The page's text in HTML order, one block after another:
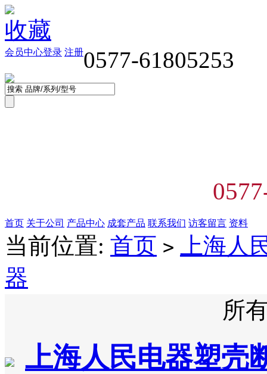
收藏
0577-61805253
登录 注册
会员中心
首页 关于公司 产品中心 成套产品 联系我们 访客留言 资料
当前位置: 首页 >
上海人
器
所
上海人民电器塑壳